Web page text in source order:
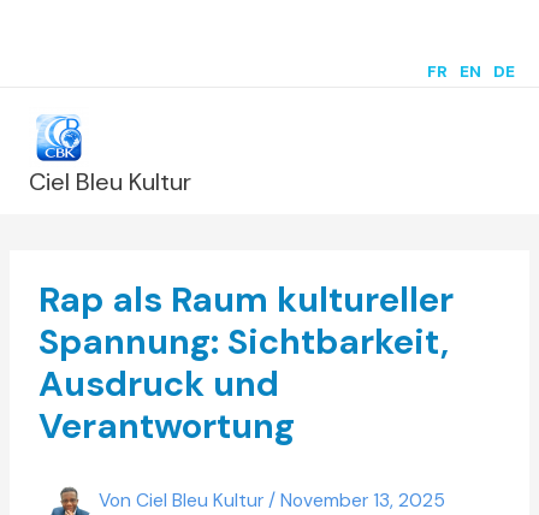
FR EN DE
Ciel Bleu Kultur
Rap als Raum kultureller
Spannung: Sichtbarkeit,
Ausdruck und
Verantwortung
VonCiel Bleu Kultur/November 13, 2025